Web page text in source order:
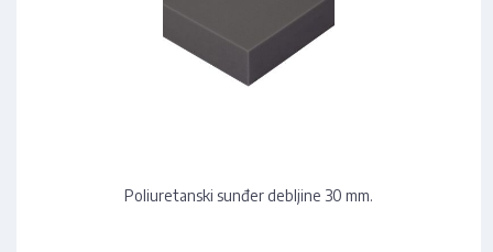
Poliuretanski sunđer debljine 30 mm.